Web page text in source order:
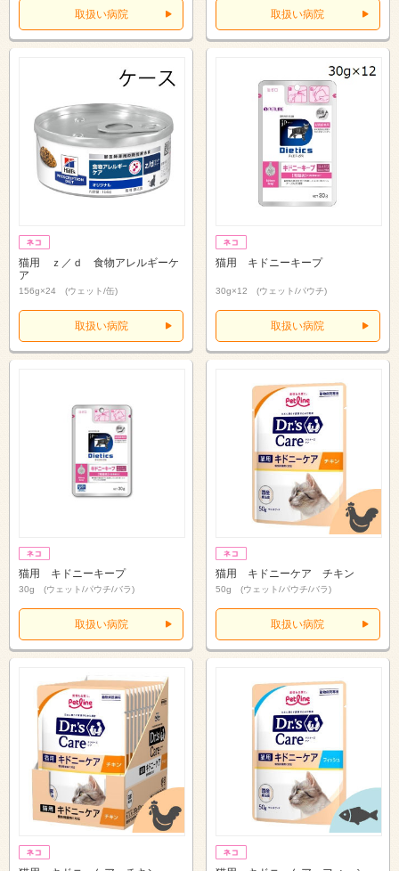
取扱い病院 取扱い病院
猫用 ｚ／ｄ 食物アレルギーケ
ア
156g×24 (ウェット/缶)
取扱い病院
猫用 キドニーキープ
30g×12 (ウェット/パウチ)
取扱い病院
猫用 キドニーキープ
30g (ウェット/パウチ/バラ)
取扱い病院
猫用 キドニーケア チキン
50g (ウェット/パウチ/バラ)
取扱い病院